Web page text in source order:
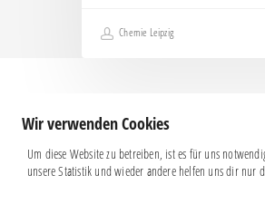
Chemie Leipzig
Wir verwenden Cookies
Um diese Website zu betreiben, ist es für uns
unsere Statistik und wieder andere helfen uns dir nur